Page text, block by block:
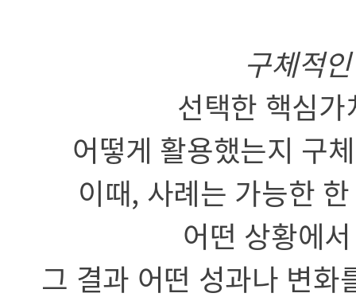
구체적
선택한 핵심
어떻게 활용했는지 구
이때, 사례는 가능한
어떤 상황에
그 결과 어떤 성과나 변화